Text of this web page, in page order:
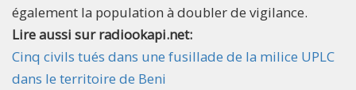
également la population à doubler de vigilance.
Lire aussi sur radiookapi.net:
Cinq civils tués dans une fusillade de la milice UPLC
dans le territoire de Beni